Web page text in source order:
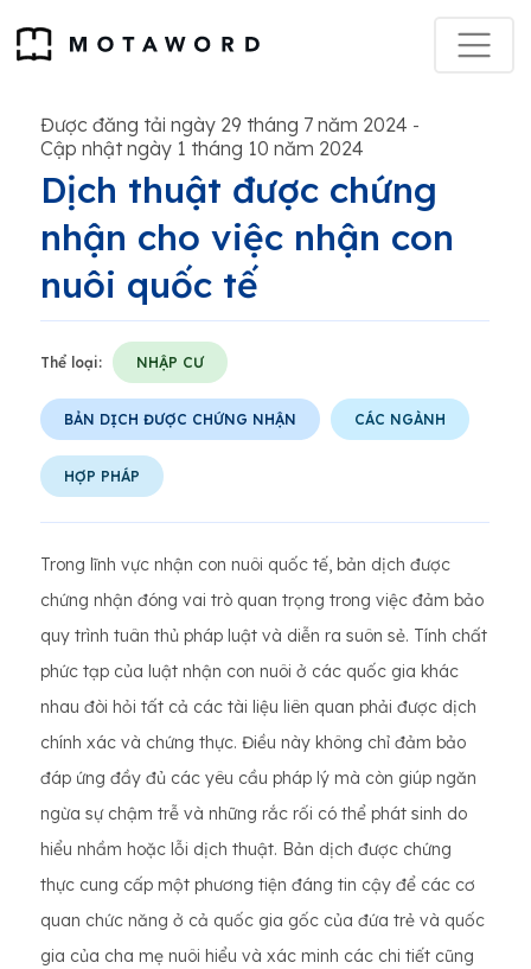
Được đăng tải ngày 29 tháng 7 năm 2024 -
Cập nhật ngày 1 tháng 10 năm 2024
Dịch thuật được chứng
nhận cho việc nhận con
nuôi quốc tế
Thể loại: NHẬP CƯ
BẢN DỊCH ĐƯỢC CHỨNG NHẬN CÁC NGÀNH
HỢP PHÁP
Trong lĩnh vực nhận con nuôi quốc tế, bản dịch được
chứng nhận đóng vai trò quan trọng trong việc đảm bảo
quy trình tuân thủ pháp luật và diễn ra suôn sẻ. Tính chất
phức tạp của luật nhận con nuôi ở các quốc gia khác
nhau đòi hỏi tất cả các tài liệu liên quan phải được dịch
chính xác và chứng thực. Điều này không chỉ đảm bảo
đáp ứng đầy đủ các yêu cầu pháp lý mà còn giúp ngăn
ngừa sự chậm trễ và những rắc rối có thể phát sinh do
hiểu nhầm hoặc lỗi dịch thuật. Bản dịch được chứng
thực cung cấp một phương tiện đáng tin cậy để các cơ
quan chức năng ở cả quốc gia gốc của đứa trẻ và quốc
gia của cha mẹ nuôi hiểu và xác minh các chi tiết cũng